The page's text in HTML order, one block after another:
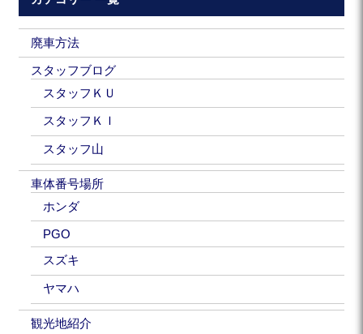
廃車方法
スタッフブログ
スタッフＫＵ
スタッフＫＩ
スタッフ山
車体番号場所
ホンダ
PGO
スズキ
ヤマハ
観光地紹介